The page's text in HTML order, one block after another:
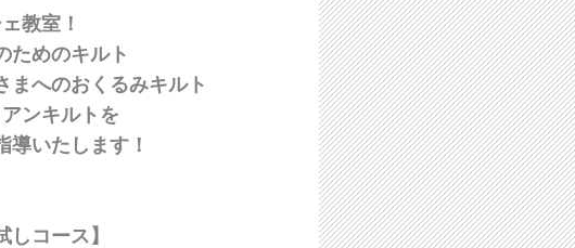
教室！
ためのキルト
まへのおくるみキルト
ンキルトを
導いたします！
しコース】